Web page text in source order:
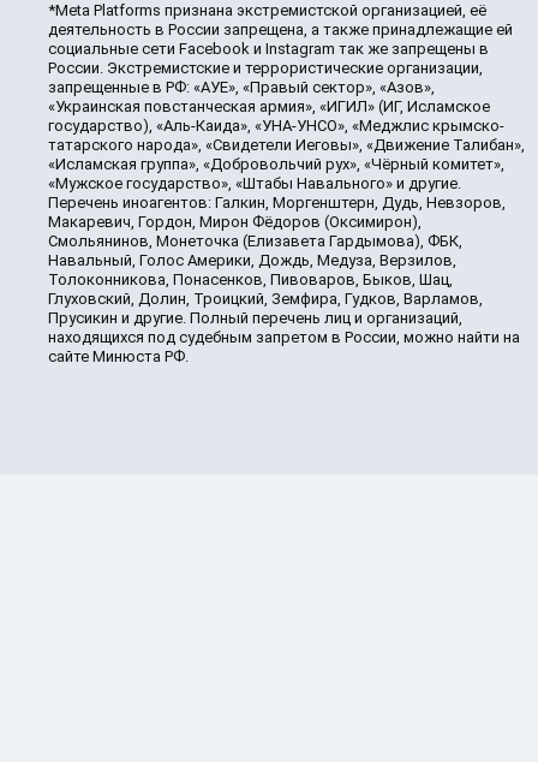
*Meta Platforms признана экстремистской организацией, её
деятельность в России запрещена, а также принадлежащие ей
социальные сети Facebook и Instagram так же запрещены в
России. Экстремистские и террористические организации,
запрещенные в РФ: «АУЕ», «Правый сектор», «Азов»,
«Украинская повстанческая армия», «ИГИЛ» (ИГ, Исламское
государство), «Аль-Каида», «УНА-УНСО», «Меджлис крымско-
татарского народа», «Свидетели Иеговы», «Движение Талибан»,
«Исламская группа», «Добровольчий рух», «Чёрный комитет»,
«Мужское государство», «Штабы Навального» и другие.
Перечень иноагентов: Галкин, Моргенштерн, Дудь, Невзоров,
Макаревич, Гордон, Мирон Фёдоров (Оксимирон),
Смольянинов, Монеточка (Елизавета Гардымова), ФБК,
Навальный, Голос Америки, Дождь, Медуза, Верзилов,
Толоконникова, Понасенков, Пивоваров, Быков, Шац,
Глуховский, Долин, Троицкий, Земфира, Гудков, Варламов,
Прусикин и другие. Полный перечень лиц и организаций,
находящихся под судебным запретом в России, можно найти на
сайте Минюста РФ.